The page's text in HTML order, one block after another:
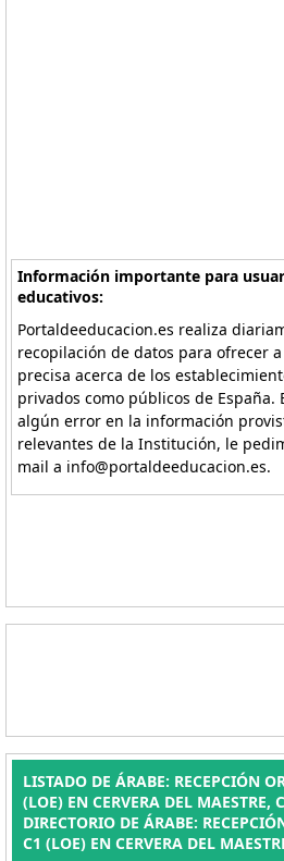
Información importante para
educativos:
Portaldeeducacion.es realiza
recopilación de datos para ofrecer
precisa acerca de los
privados como públicos de España.
algún error en la información
relevantes de la Institución, le
mail a info@portaldeeducacion.es.
LISTADO DE ÁRABE: RECEPCIÓN
(LOE) EN CERVERA DEL MAESTRE,
DIRECTORIO DE ÁRABE:
C1 (LOE) EN CERVERA DEL